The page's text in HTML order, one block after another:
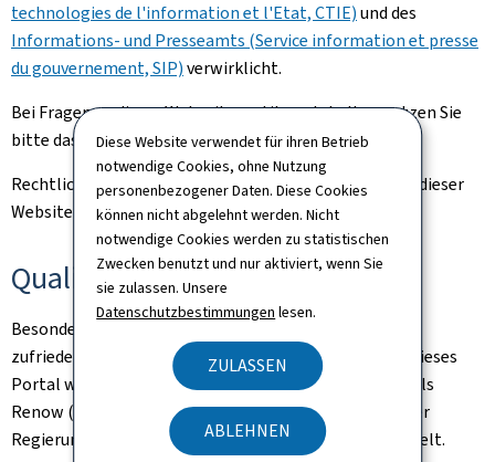
Diese Website verwendet für ihren Betrieb
notwendige Cookies, ohne Nutzung
personenbezogener Daten. Diese Cookies
können nicht abgelehnt werden. Nicht
notwendige Cookies werden zu statistischen
Zwecken benutzt und nur aktiviert, wenn Sie
sie zulassen. Unsere
Datenschutzbestimmungen lesen.
ZULASSEN
ABLEHNEN
technologies de l'information et l'Etat, CTIE)und des
Informations- und Presseamts (Service information et presse
du gouvernement, SIP)verwirklicht.
Bei Fragen zu dieser Webseite und ihren Inhalten nutzen Sie
bitte das
Kontaktformular.
Rechtliche Hinweise und Informationen zum Hosting dieser
Website finden Sie auf der Seiterechtliche Aspekte
Qualität
Besonderes Augenmerk galt der Gewährleistung eines
zufriedenstellenden Qualitäts- und Zugangsniveaus. Dieses
Portal wird nach den Empfehlungen des Bezugsmodells
Renow (Bezugsmodell der Websites-Normalisation der
Regierung des Großherzogtums Luxemburgs) entwickelt.